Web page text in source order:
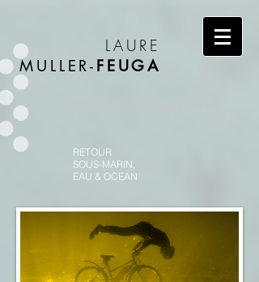
LAURE
MULLER- FEUGA
RETOUR
SOUS-MARIN,
EAU & OCEAN